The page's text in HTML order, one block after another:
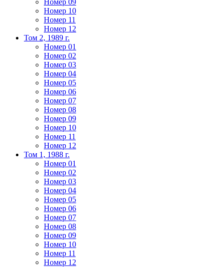
Номер 09
Номер 10
Номер 11
Номер 12
Том 2, 1989 г.
Номер 01
Номер 02
Номер 03
Номер 04
Номер 05
Номер 06
Номер 07
Номер 08
Номер 09
Номер 10
Номер 11
Номер 12
Том 1, 1988 г.
Номер 01
Номер 02
Номер 03
Номер 04
Номер 05
Номер 06
Номер 07
Номер 08
Номер 09
Номер 10
Номер 11
Номер 12